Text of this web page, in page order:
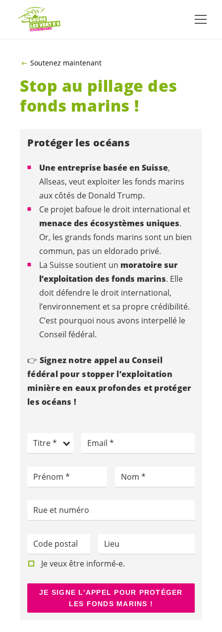
ALLER AU CONTENU PRINCIPAL
Soutenez maintenant
Stop au pillage des
fonds marins !
Protéger les océans
Une entreprise basée en Suisse,
Allseas, veut exploiter les fonds marins
aux côtés de Donald Trump.
Ce projet bafoue le droit international et
menace des écosystèmes uniques.
Or, les grands fonds marins sont un bien
commun, pas un eldorado privé.
La Suisse soutient un moratoire sur
l’exploitation des fonds marins. Elle
doit défendre le droit international,
l’environnement et sa propre crédibilité.
C’est pourquoi nous avons interpellé le
Conseil fédéral.
👉 Signez notre appel au Conseil
fédéral pour stopper l’exploitation
minière en eaux profondes et protéger
les océans !
Titre Email
Prénom Nom
Rue et numéro
Code postal
Lieu
Je veux être informé-e.
JE SIGNE L’APPEL POUR PROTÉGER
LES FONDS MARINS !